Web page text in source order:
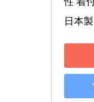
日本製